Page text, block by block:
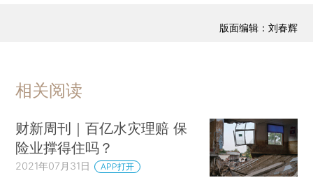
版面编辑：刘春辉
相关阅读
财新周刊｜百亿水灾理赔 保
险业撑得住吗？
2021年07月31日 APP打开